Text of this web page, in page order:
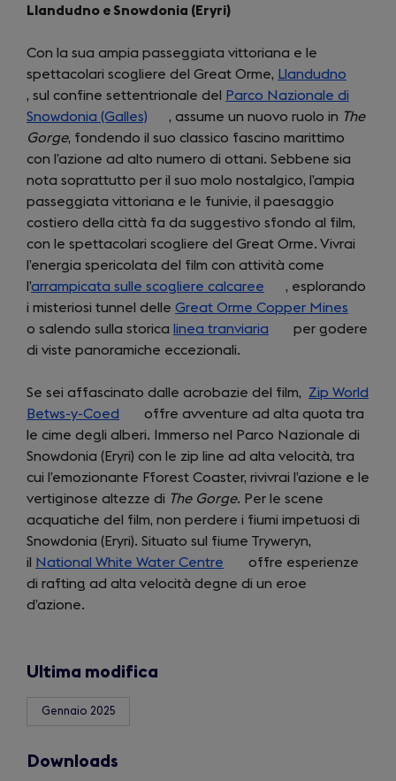
Llandudno e Snowdonia (Eryri)
Con la sua ampia passeggiata vittoriana e le
spettacolari scogliere del Great Orme, Llandudno
in
a
tab)
, sul confine settentrionale del Parco Nazionale di
Snowdonia (Galles) (opens
in
a
new
tab)
, assume un nuovo ruolo in The
Gorge, fondendo il suo classico fascino marittimo
con l’azione ad alto numero di ottani. Sebbene sia
nota soprattutto per il suo molo nostalgico, l’ampia
passeggiata vittoriana e le funivie, il paesaggio
costiero della città fa da suggestivo sfondo al film,
con le spettacolari scogliere del Great Orme. Vivrai
l’energia spericolata del film con attività come
l’arrampicata sulle scogliere calcaree (opens
in
a
, esplorando
i misteriosi tunnel delle Great Orme Copper Mines
in
tab)
o salendo sulla storica linea tranviaria (opens
new
tab)
per godere
di viste panoramiche eccezionali.
Se sei affascinato dalle acrobazie del film, Zip World
Betws-y-Coed (opens
in
a
new
tab)
offre avventure ad alta quota tra
le cime degli alberi. Immerso nel Parco Nazionale di
Snowdonia (Eryri) con le zip line ad alta velocità, tra
cui l’emozionante Fforest Coaster, rivivrai l’azione e le
vertiginose altezze di The Gorge. Per le scene
acquatiche del film, non perdere i fiumi impetuosi di
Snowdonia (Eryri). Situato sul fiume Tryweryn,
il National White Water Centre (opens
in
offre esperienze
di rafting ad alta velocità degne di un eroe
d’azione.
Ultima modifica
Gennaio 2025
Downloads